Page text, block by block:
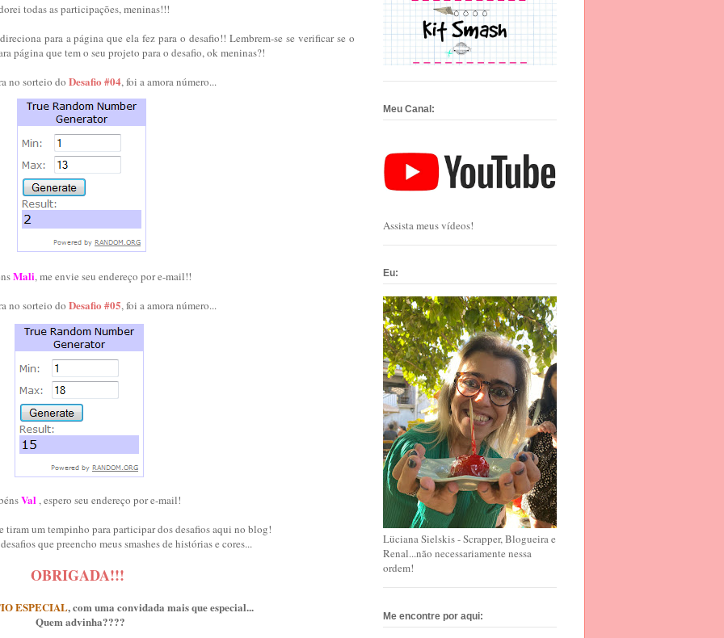
todas as participações, meninas!!!
para a página que ela fez para o desafio!! Lembrem-se se verificar se o
página que tem o seu projeto para o desafio, ok meninas?!
no sorteio do Desafio #04, foi a amora número...
Mali, me envie seu endereço por e-mail!!
no sorteio do Desafio #05, foi a amora número...
Val, espero seu endereço por e-mail!
tiram um tempinho para participar dos desafios aqui no blog!
que preencho meus smashes de histórias e cores...
OBRIGADA!!!
ESPECIAL, com uma convidada mais que especial...
Quem advinha????
Meu Canal:
Assista meus vídeos!
Eu:
Lüciana Sielskis - Scrapper, Blogueira e
Renal...não necessariamente nessa
ordem!
Me encontre por aqui: